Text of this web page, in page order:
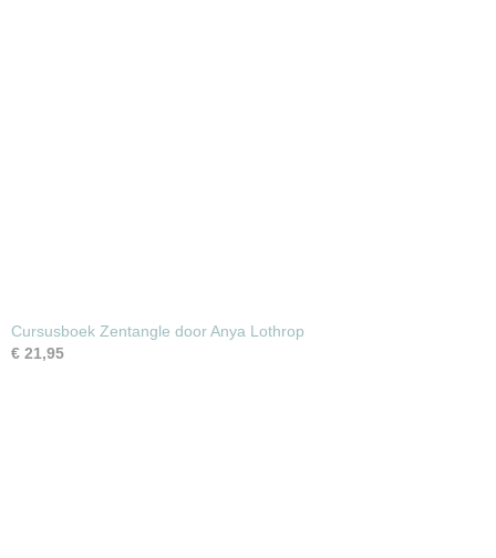
Cursusboek Zentangle door Anya Lothrop
€ 21,95